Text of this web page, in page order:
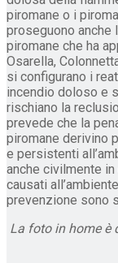
piromane o i
proseguono anche
piromane che ha
Osarella,
si configurano i
incendio doloso e
rischiano la
prevede che la
piromane derivino
e persistenti
anche civilmente
causati
prevenzione sono
La foto in home è